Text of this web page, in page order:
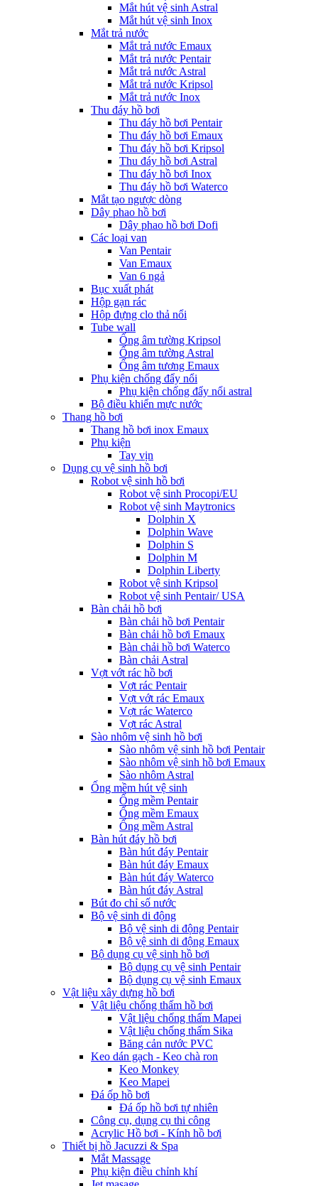
Mắt hút vệ sinh Astral
Mắt hút vệ sinh Inox
Mắt trả nước
Mắt trả nước Emaux
Mắt trả nước Pentair
Mắt trả nước Astral
Mắt trả nước Kripsol
Mắt trả nước Inox
Thu đáy hồ bơi
Thu đáy hồ bơi Pentair
Thu đáy hồ bơi Emaux
Thu đáy hồ bơi Kripsol
Thu đáy hồ bơi Astral
Thu đáy hồ bơi Inox
Thu đáy hồ bơi Waterco
Mắt tạo ngược dòng
Dây phao hồ bơi
Dây phao hồ bơi Dofi
Các loại van
Van Pentair
Van Emaux
Van 6 ngả
Bục xuất phát
Hộp gạn rác
Hộp đựng clo thả nổi
Tube wall
Ống âm tường Kripsol
Ống âm tường Astral
Ống âm tương Emaux
Phụ kiện chống đẩy nổi
Phụ kiện chống đẩy nổi astral
Bộ điều khiển mực nước
Thang hồ bơi
Thang hồ bơi inox Emaux
Phụ kiện
Tay vịn
Dụng cụ vệ sinh hồ bơi
Robot vệ sinh hồ bơi
Robot vệ sinh Procopi/EU
Robot vệ sinh Maytronics
Dolphin X
Dolphin Wave
Dolphin S
Dolphin M
Dolphin Liberty
Robot vệ sinh Kripsol
Robot vệ sinh Pentair/ USA
Bàn chải hồ bơi
Bàn chải hồ bơi Pentair
Bàn chải hồ bơi Emaux
Bàn chải hồ bơi Waterco
Bàn chải Astral
Vợt vớt rác hồ bơi
Vợt rác Pentair
Vợt vớt rác Emaux
Vợt rác Waterco
Vợt rác Astral
Sào nhôm vệ sinh hồ bơi
Sào nhôm vệ sinh hồ bơi Pentair
Sào nhôm vệ sinh hồ bơi Emaux
Sào nhôm Astral
Ống mềm hút vệ sinh
Ống mềm Pentair
Ống mềm Emaux
Ống mềm Astral
Bàn hút đáy hồ bơi
Bàn hút đáy Pentair
Bàn hút đáy Emaux
Bàn hút đáy Waterco
Bàn hút đáy Astral
Bút đo chỉ số nước
Bộ vệ sinh di động
Bộ vệ sinh di động Pentair
Bộ vệ sinh di động Emaux
Bộ dụng cụ vệ sinh hồ bơi
Bộ dụng cụ vệ sinh Pentair
Bộ dụng cụ vệ sinh Emaux
Vật liệu xây dựng hồ bơi
Vật liệu chống thấm hồ bơi
Vật liệu chống thấm Mapei
Vật liệu chống thấm Sika
Băng cản nước PVC
Keo dán gạch - Keo chà ron
Keo Monkey
Keo Mapei
Đá ốp hồ bơi
Đá ốp hồ bơi tự nhiên
Công cụ, dụng cụ thi công
Acrylic Hồ bơi - Kính hồ bơi
Thiết bị hồ Jacuzzi & Spa
Mắt Massage
Phụ kiện điều chỉnh khí